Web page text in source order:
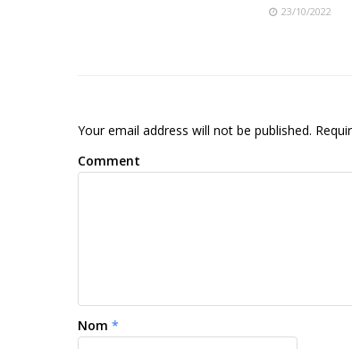
23/10/2022
Your email address will not be published.
Comment
Nom *